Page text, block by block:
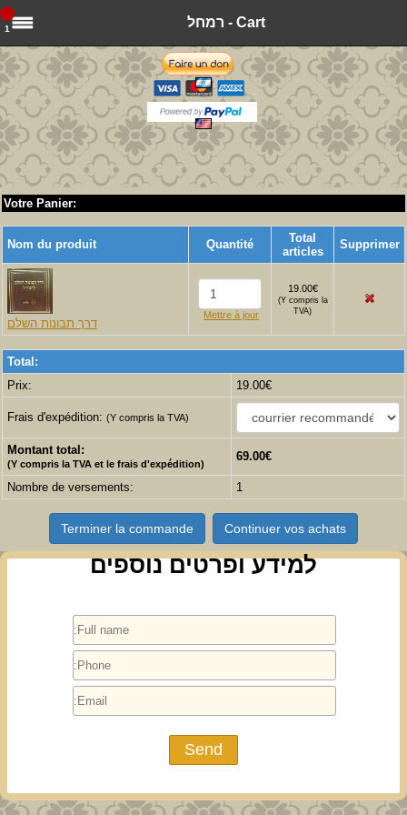
1 רמחל - Cart
Votre Panier:
Nom du produit Quantité
Total
articles
Supprimer
דרך תבונות השלם
Mettre à jour
19.00€
(Y compris la
TVA)
Total:
Prix:
19.00€
Frais d'expédition: (Y compris la TVA)
Montant total:
(Y compris la TVA et le frais d'expédition)
69.00€
Nombre de versements: 1
Terminer la commande Continuer vos achats
למידע ופרטים נוספים